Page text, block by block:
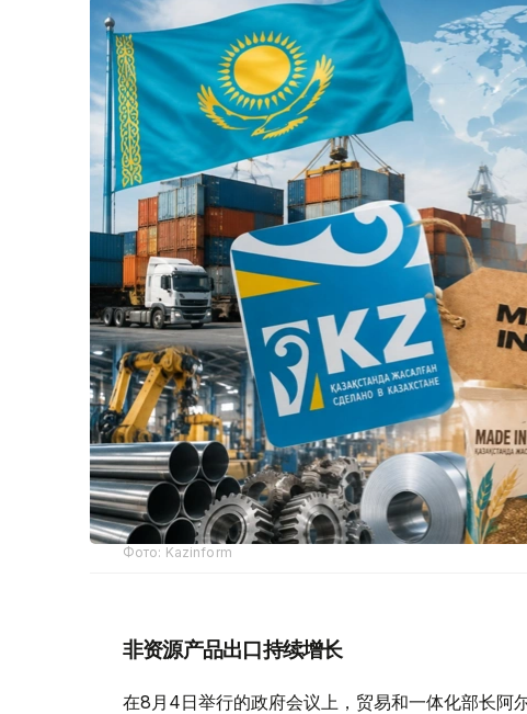
Фото: Kazinform
非资源产品出口持续增长
在8月4日举行的政府会议上，贸易和一体化部长阿